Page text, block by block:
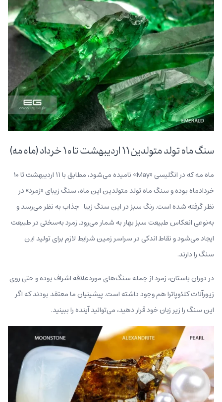
سنگ ماه تولد متولدین ۱۱ اردیبهشت تا ۱۰ خرداد (ماه مه)
ماه مه که در انگلیسی «May» نامیده می‌شود، مطابق با ۱۱ اردیبهشت تا ۱۰
خردادماه بوده و سنگ ماه تولد متولدین این ماه، سنگ زیبای «زمرد» در
نظر گرفته شده است. رنگ سبز در این سنگ زیبا جذاب به نظر می‌رسد و
به‌نوعی انعکاس طبیعت سبز بهار به شمار می‌رود. زمرد به‌سختی در طبیعت
ایجاد می‌شود و نقاط اندکی در سراسر زمین شرایط لازم برای تولید این
سنگ را دارند.
در دوران باستان، زمرد از جمله سنگ‌های مورد‌علاقه اشراف بوده و حتی روی
زیورآلات کلئوپاترا هم وجود داشته است. پیشینیان ما معتقد بودند که اگر
این سنگ را زیر زبان خود قرار دهید، می‌توانید آینده را ببینید.